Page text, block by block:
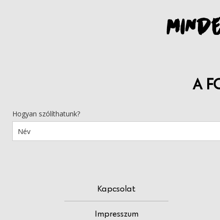
A
Hogyan szólíthatunk?
Kapcsolat
Impresszum